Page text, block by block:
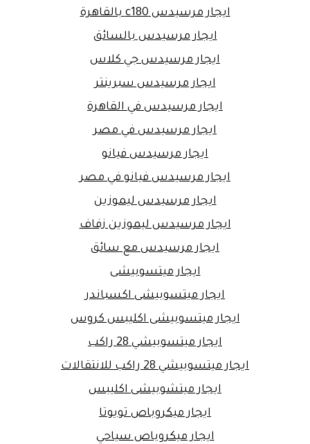
ايجار مرسيدس c180 بالقاهرة
ايجار مرسيدس بالسائق
ايجار مرسيدس جي كلاس
ايجار مرسيدس سبرينتر
ايجار مرسيدس في القاهرة
ايجار مرسيدس في مصر
ايجار مرسيدس فيانو
ايجار مرسيدس فيانو في مصر
ايجار مرسيدس ليموزين
ايجار مرسيدس ليموزين زفاف
ايجار مرسيدس مع سائق
ايجار ميتسوبيشى
ايجار ميتسوبيشى اكسباندر
ايجار ميتسوبيشى اكليبس كروس
ايجار ميتسوبيشي 28 راكب
ايجار ميتسوبيشي 28 راكب للانتقالات
ايجار ميتشوبيشى اكليبس
ايجار ميكروباص تويوتا
ايجار ميكروباص سياحي